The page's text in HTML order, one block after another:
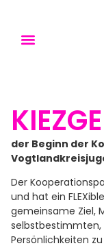
der Beginn der
Der
und hat ein
gemeinsame Ziel,
Persönlichkeiten